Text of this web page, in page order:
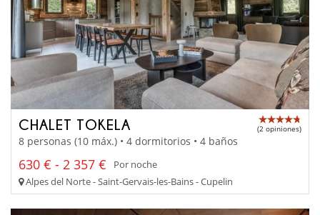
CHALET TOKELA (2 opiniones)
8 personas (10 máx.) • 4 dormitorios • 4 baños
630 € - 2 357 €
Por noche
Alpes del Norte - Saint-Gervais-les-Bains - Cupelin